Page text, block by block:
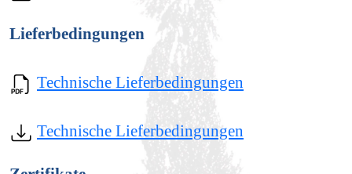
Lieferbedingungen
Technische Lieferbedingungen
Technische Lieferbedingungen